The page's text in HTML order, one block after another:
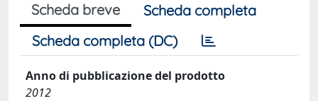
Scheda breve
Scheda completa
Scheda completa (DC)
Anno di pubblicazione del prodotto
2012